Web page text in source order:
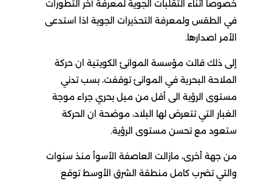
خصوصا اثناء التقلبات الجوية لمعرفة آخر التطورات
في الطقس ولمعرفة التحذيرات الجوية اذا استدعى
الأمر اصدارها.
إلى ذلك قالت مؤسسة الموانئ الكويتية ان حركة
الملاحة البحرية في الموانئ توقفت، بسب تدني
مستوى الرؤية الى أقل من ميل بحري جراء موجة
الغبار التي تتعرض لها البلاد، موضحة ان الحركة
ستعود مع تحسن مستوى الرؤية.
من جهة أخرى، مازالت العاصفة الأسوأ منذ سنوات
والتي تضرب كامل منطقة الشرق الأوسط توقع